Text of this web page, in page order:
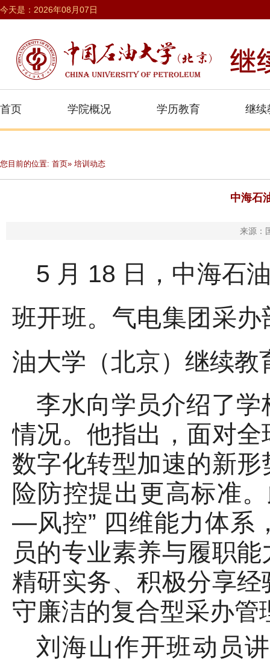
今天是：2026年08月07日
首页 学院概况 学历教育 继续
您目前的位置: 首页» 培训动态
中海石
来源：
5 月 18 日，中海石
班开班。 气电集团采
油大学（北京）继续
李水向学员介绍了
情况。他指出，面对
数字化转型加速的新
险防控提出更高标准
—风控” 四维能力体系
员的专业素养与履职
精研实务、积极分享
守廉洁的复合型采办管
刘海山作开班动员